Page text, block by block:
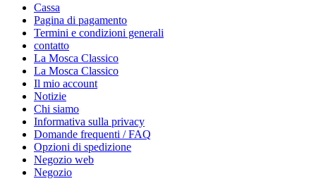
Cassa
Pagina di pagamento
Termini e condizioni generali
contatto
La Mosca Classico
La Mosca Classico
Il mio account
Notizie
Chi siamo
Informativa sulla privacy
Domande frequenti / FAQ
Opzioni di spedizione
Negozio web
Negozio